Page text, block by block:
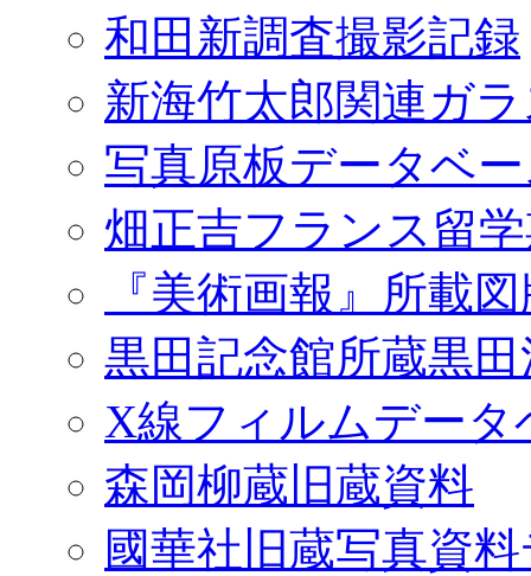
和田新調査撮影記録
新海竹太郎関連ガ
写真原板データベ
畑正吉フランス留
『美術画報』所載
黒田記念館所蔵黒
X線フィルムデータ
森岡柳蔵旧蔵資料
國華社旧蔵写真資